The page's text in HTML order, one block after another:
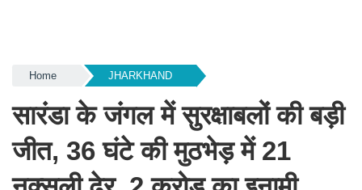
Home JHARKHAND
सारंडा के जंगल में सुरक्षाबलों की बड़ी
जीत, 36 घंटे की मुठभेड़ में 21